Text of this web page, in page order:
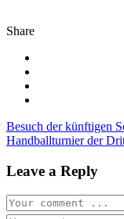
Share
Besuch der künftigen
Handballturnier der
Leave a Reply